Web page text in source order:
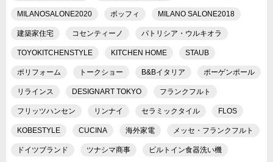
MILANOSALONE2020 ボッフィ MILANO SALONE2018
建築家住宅 コセンティーノ パトリシア・ウルキオラ
TOYOKITCHENSTYLE KITCHEN HOME STAUB
ポリフォーム トークショー B&Bイタリア ポーゲンポール
リラインス DESIGNART TOKYO フランクフルト
フリッツハンセン リンナイ セラミックタイル FLOS
KOBESTYLE CUCINA 海外家電 メッセ・フランクフルト
ドイツブランド ツナシマ商事 ビルトイン食器洗い機